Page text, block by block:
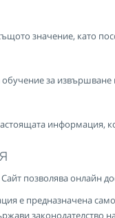
значение, като
обучение за
информация,
позволява онлайн
е предназначена
законодателство